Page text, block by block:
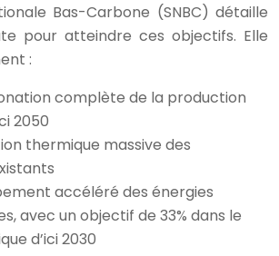
Bas-Carbone (SNBC) détaille
pour atteindre ces objectifs. Elle
:
complète de la production
2050
thermique massive des
accéléré des énergies
avec un objectif de 33% dans le
d’ici 2030